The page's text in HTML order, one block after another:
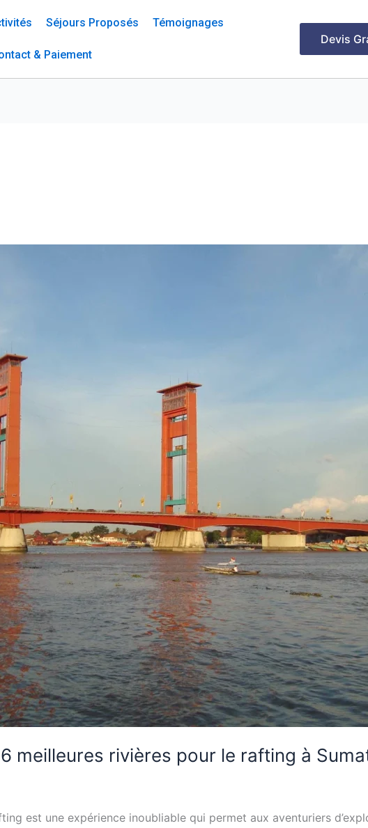
Séjours Proposés Témoignages
& Paiement
Devis
meilleures rivières pour le rafting à
est une expérience inoubliable qui permet aux aventuriers